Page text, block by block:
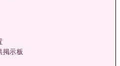
掲示板